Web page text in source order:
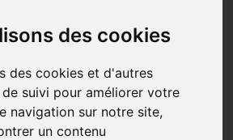
des cookies
des cookies et d'autres
suivi pour améliorer votre
navigation sur notre site,
un contenu
pour